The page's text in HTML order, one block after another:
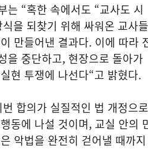
는 “혹한 속에서도 “교사도 시
을 되찾기 위해 싸워온 교사들
만들어낸 결과다. 이에 따라
을 중단하고, 현장으로 돌아가
현 투쟁에 나선다“고 밝혔다.
합의가 실질적인 법 개정으
동에 나설 것이며, 교실 안의
악법을 완전히 걷어낼 때까